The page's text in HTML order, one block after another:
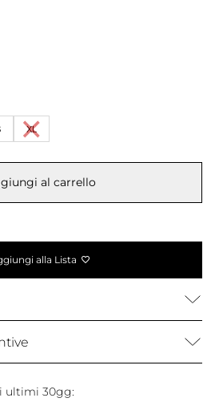
XL
al carrello
alla Lista
ultimi 30gg: